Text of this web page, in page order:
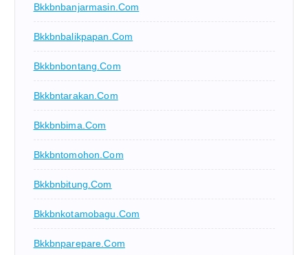
Bkkbnbanjarmasin.com
Bkkbnbalikpapan.com
Bkkbnbontang.com
Bkkbntarakan.com
Bkkbnbima.com
Bkkbntomohon.com
Bkkbnbitung.com
Bkkbnkotamobagu.com
Bkkbnparepare.com